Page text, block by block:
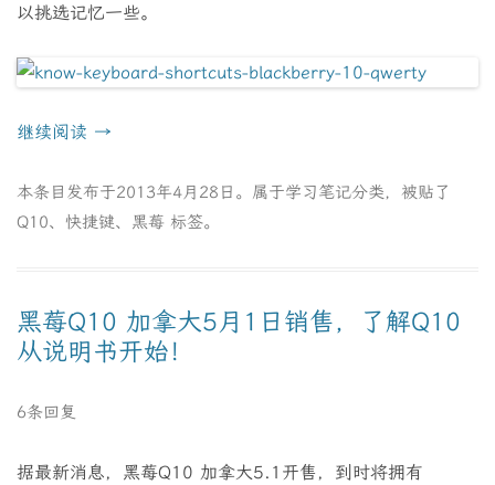
以挑选记忆一些。
继续阅读 →
本条目发布于2013年4月28日 。属于学习笔记分类，被贴了
Q10、 快捷键、 黑莓 标签。
黑莓Q10 加拿大5月1日销售，了解Q10
从说明书开始！
6条回复
据最新消息，黑莓Q10 加拿大5.1开售，到时将拥有